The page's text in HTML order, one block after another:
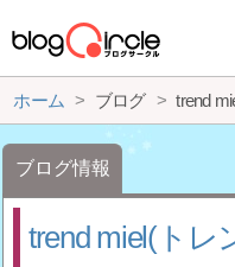
ホーム ブログ trend
ブログ情報
trend miel(トレ